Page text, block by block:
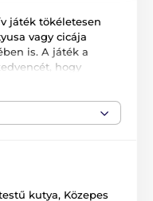
játék tökéletesen
vagy cicája
is. A játék a
hogy
előtt. A
típusú
cm.
kutya, Közepes